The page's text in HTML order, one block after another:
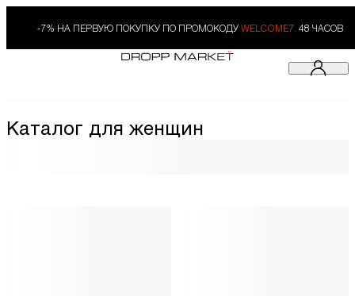
-7% НА ПЕРВУЮ ПОКУПКУ ПО ПРОМОКОДУ WELCOME7. 48 ЧАСОВ
Каталог для женщин